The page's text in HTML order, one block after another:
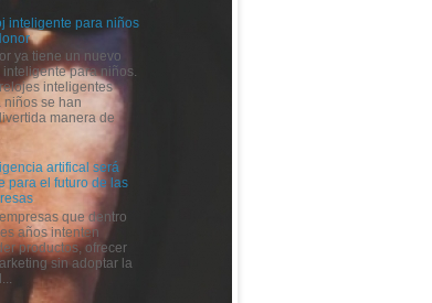
inteligente para niños
ya tiene un nuevo
inteligente para niños.
inteligentes
niños se han
manera de
artifical será
para el futuro de las
que dentro
años intenten
productos, ofrecer
sin adoptar la